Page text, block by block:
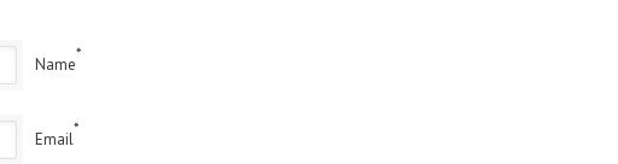
Name
*
Email
*